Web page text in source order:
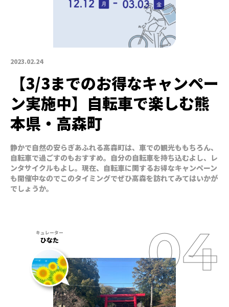
2023.02.24
【3/3までのお得なキャンペー
ン実施中】自転車で楽しむ熊
本県・高森町
静かで自然の安らぎあふれる高森町は、車での観光ももちろん、
自転車で過ごすのもおすすめ。自分の自転車を持ち込むよし、レ
ンタサイクルもよし。現在、自転車に関するお得なキャンペーン
も開催中なのでこのタイミングでぜひ高森を訪れてみてはいかが
でしょうか。
ひなた